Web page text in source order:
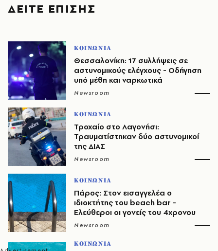
ΔΕΙΤΕ ΕΠΙΣΗΣ
ΚΟΙΝΩΝΙΑ
Θεσσαλονίκη: 17 συλλήψεις σε
αστυνομικούς ελέγχους - Οδήγηση
υπό μέθη και ναρκωτικά
Newsroom
ΚΟΙΝΩΝΙΑ
Τροχαίο στο Λαγονήσι:
Τραυματίστηκαν δύο αστυνομικοί
της ΔΙΑΣ
Newsroom
ΚΟΙΝΩΝΙΑ
Πάρος: Στον εισαγγελέα ο
ιδιοκτήτης του beach bar -
Ελεύθεροι οι γονείς του 4χρονου
Newsroom
ΚΟΙΝΩΝΙΑ